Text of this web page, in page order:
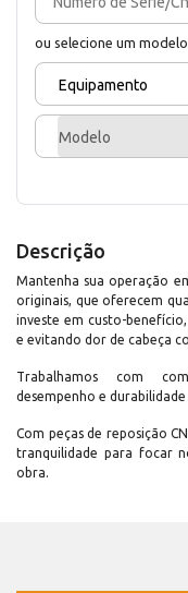
ou selecione um
Equipamento
Modelo
Descrição
Mantenha sua operação
originais, que oferecem
investe em custo-
e evitando dor de cabeça
Trabalhamos com
desempenho e
Com peças de reposição
tranquilidade para focar
obra.